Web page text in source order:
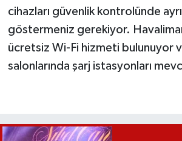
cihazları güvenlik kontrolünde
göstermeniz gerekiyor.
ücretsiz Wi-Fi hizmeti bulunuyor
salonlarında şarj istasyonları